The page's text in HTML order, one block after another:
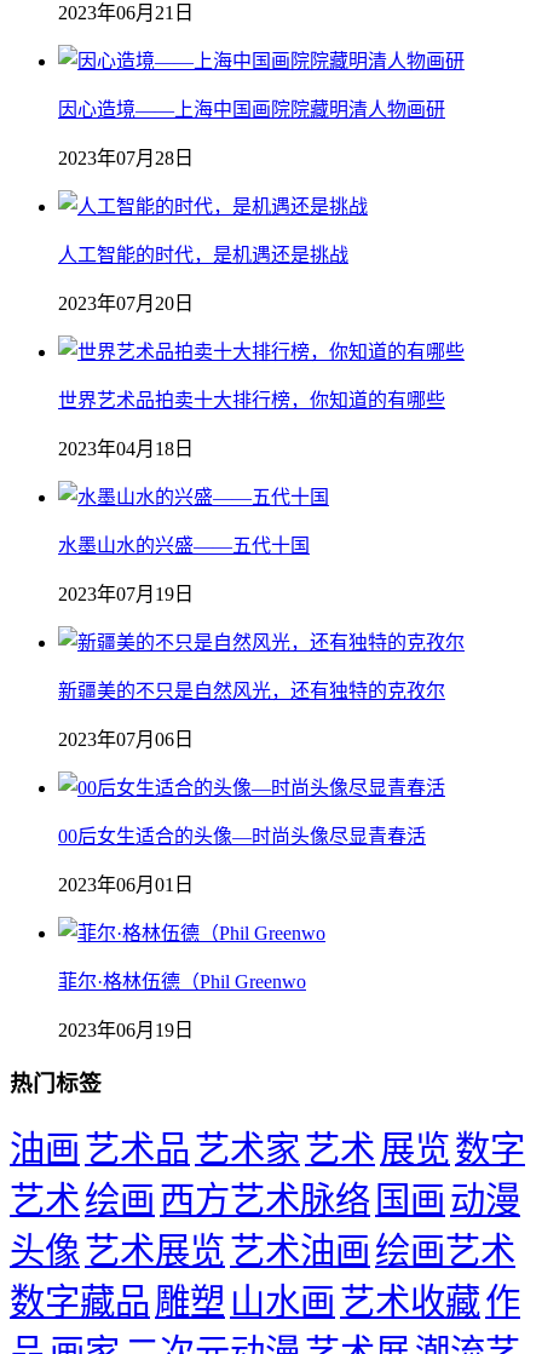
2023年06月21日
因心造境——上海中国画院院藏明清人物画研
2023年07月28日
人工智能的时代，是机遇还是挑战
2023年07月20日
世界艺术品拍卖十大排行榜，你知道的有哪些
2023年04月18日
水墨山水的兴盛——五代十国
2023年07月19日
新疆美的不只是自然风光，还有独特的克孜尔
2023年07月06日
00后女生适合的头像—时尚头像尽显青春活
2023年06月01日
菲尔·格林伍德（Phil Greenwo
2023年06月19日
热门标签
油画 艺术品艺术家 艺术 展览数字
艺术绘画 西方艺术脉络 国画 动漫
头像艺术展览艺术油画 绘画艺术
数字藏品 雕塑 山水画 艺术收藏作